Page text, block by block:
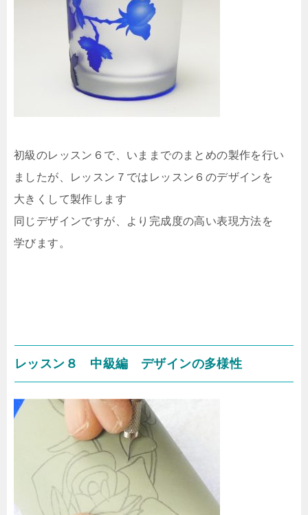
初級のレッスン６で、いままでのまとめの製作を行い
ましたが、レッスン７ではレッスン６のデザインを
大きくして製作します
同じデザインですが、より完成度の高い表現方法を
学びます。
レッスン８ 中級編 デザインの多様性